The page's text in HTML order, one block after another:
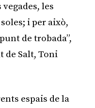
les
i per això,
de trobada”,
de Salt, Toni
espais de la